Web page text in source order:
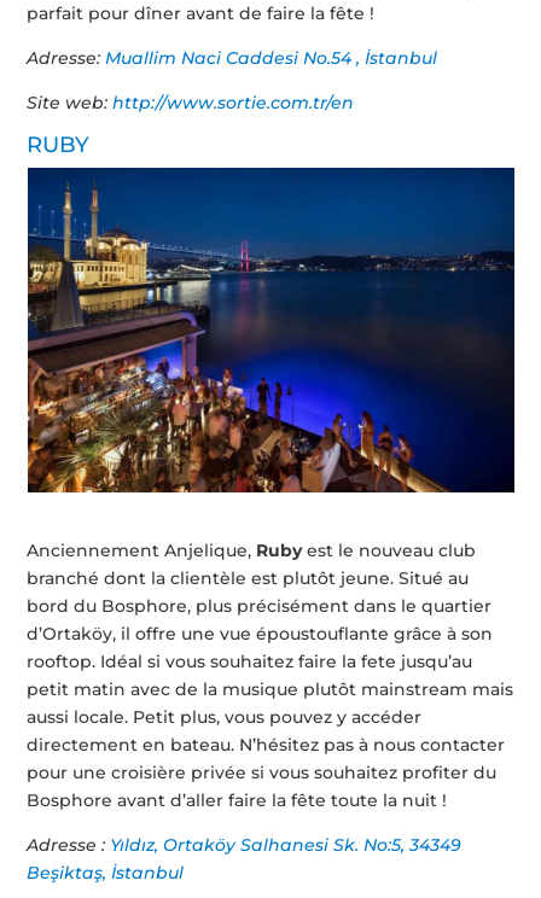
parfait pour dîner avant de faire la fête !
Adresse:Muallim Naci Caddesi No.54 , İstanbul
Site web:http://www.sortie.com.tr/en
RUBY
Anciennement Anjelique, Rubyest le nouveau club
branché dont la clientèle est plutôt jeune. Situé au
bord du Bosphore, plus précisément dans le quartier
d’Ortaköy, il offre une vue époustouflante grâce à son
rooftop. Idéal si vous souhaitez faire la fete jusqu’au
petit matin avec de la musique plutôt mainstream mais
aussi locale. Petit plus, vous pouvez y accéder
directement en bateau. N’hésitez pas à nous contacter
pour une croisière privée si vous souhaitez profiter du
Bosphore avant d’aller faire la fête toute la nuit !
Adresse : Yıldız, Ortaköy Salhanesi Sk. No:5, 34349
Beşiktaş, İstanbul